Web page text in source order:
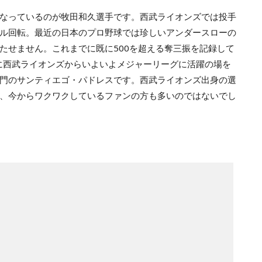
っているのが牧田和久選手です。西武ライオンズでは投手
回転。最近の日本のプロ野球では珍しいアンダースローの
せません。これまでに既に500を超える奪三振を記録して
武ライオンズからいよいよメジャーリーグに活躍の場を
のサンティエゴ・パドレスです。西武ライオンズ出身の選
今からワクワクしているファンの方も多いのではないでし